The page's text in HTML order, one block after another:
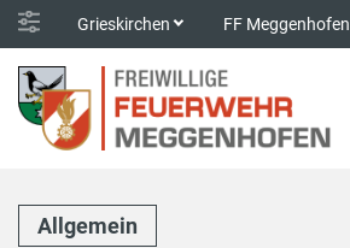
Grieskirchen FF Meggenhofen
Allgemein